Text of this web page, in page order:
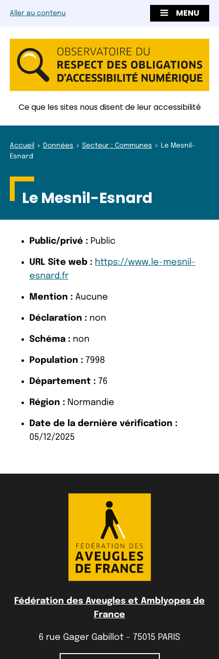
Aller au contenu MENU
Ce que les sites nous disent de leur accessibilité
Accueil Données Secteur : Communes
Le Mesnil-
Esnard
Le Mesnil-Esnard
Public/privé : Public
URL Site web : https://www.le-mesnil-
esnard.fr
Mention : Aucune
Déclaration : non
Schéma : non
Population : 7998
Département : 76
Région : Normandie
Date de la dernière vérification :
05/12/2025
Fédération des Aveugles et Amblyopes de
France
6 rue Gager Gabillot - 75015 PARIS